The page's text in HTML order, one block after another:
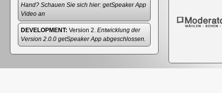
Hand? Schauen Sie sich hier: getSpeaker App
Video an
DEVELOPMENT: Version 2. Entwicklung der
Version 2.0.0 getSpeaker App abgeschlossen.